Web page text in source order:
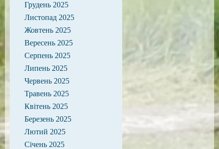
Грудень 2025
Листопад 2025
Жовтень 2025
Вересень 2025
Серпень 2025
Липень 2025
Червень 2025
Травень 2025
Квітень 2025
Березень 2025
Лютий 2025
Січень 2025